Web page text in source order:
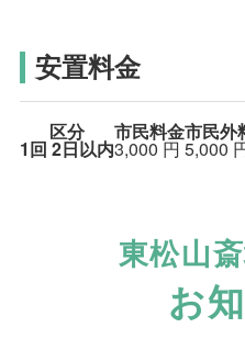
安置料金
区分 市民料金市民外
1回 2日以内3,000 円 5,000
東松山
お